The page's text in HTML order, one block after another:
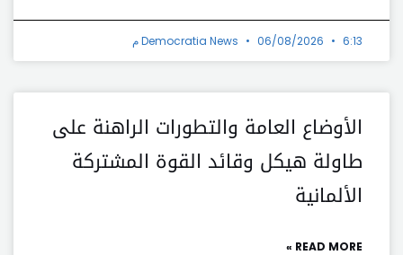
Democratia News 06/08/2026 6:13 م
الأوضاع العامة والتطورات الراهنة على
طاولة هيكل وقائد القوة المشتركة
الألمانية
READ MORE »